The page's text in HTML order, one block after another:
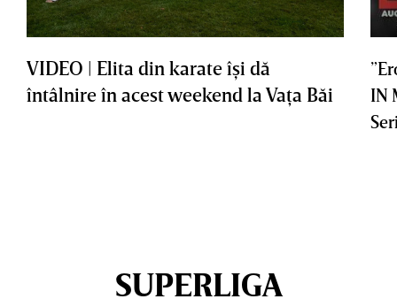
VIDEO | Elita din karate îşi dă
întâlnire în acest weekend la Vaţa Băi
IN
SUPERLIGA